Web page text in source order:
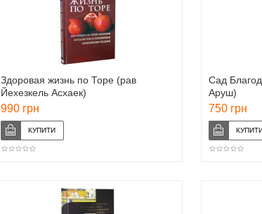
Здоровая жизнь по Торе (рав
Йехезкель Асхаек)
990 грн
Сад
Аруш)
750 грн